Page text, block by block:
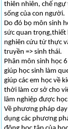
thiên nhiên, chế
sống của con người.
Do đó bọ môn sinh
sức quan trọng,thiết
nghiên cứu từ thực
truyền => sinh thái.
Phân môn sinh học
giúp học sinh làm
giúp các em học về
thời làm cơ sở cho
lâm nghiệp được
Về phương pháp
dụng các phương